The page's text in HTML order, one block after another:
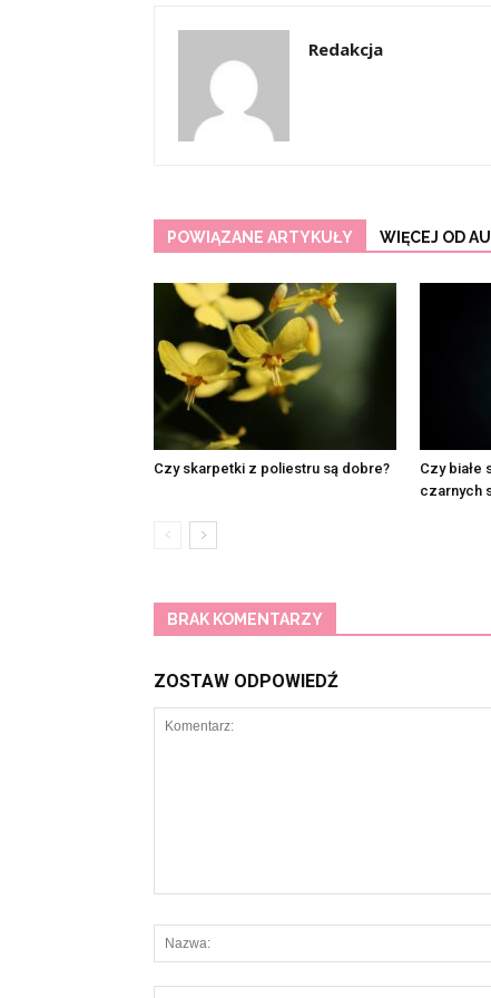
Redakcja
POWIĄZANE ARTYKUŁY WIĘCEJ OD
Czy skarpetki z poliestru są dobre?
Czy białe
czarnych
BRAK KOMENTARZY
ZOSTAW ODPOWIEDŹ